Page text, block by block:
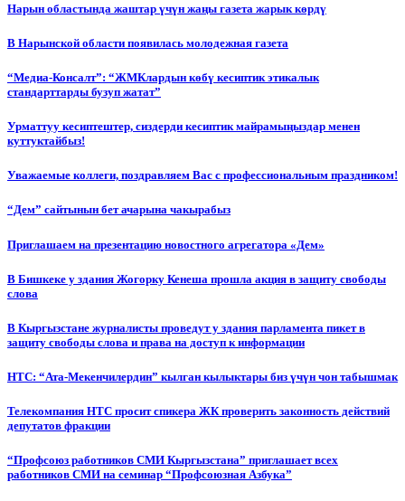
Нарын областында жаштар үчүн жаңы газета жарык көрдү
В Нарынской области появилась молодежная газета
“Медиа-Консалт”: “ЖМКлардын көбү кесиптик этикалык
стандарттарды бузуп жатат”
Урматтуу кесиптештер, сиздерди кесиптик майрамыңыздар менен
куттуктайбыз!
Уважаемые коллеги, поздравляем Вас с профессиональным праздником!
“Дем” сайтынын бет ачарына чакырабыз
Приглашаем на презентацию новостного агрегатора «Дем»
В Бишкеке у здания Жогорку Кенеша прошла акция в защиту свободы
слова
В Кыргызстане журналисты проведут у здания парламента пикет в
защиту свободы слова и права на доступ к информации
НТС: “Ата-Мекенчилердин” кылган кылыктары биз үчүн чон табышмак
Телекомпания НТС просит спикера ЖК проверить законность действий
депутатов фракции
“Профсоюз работников СМИ Кыргызстана” приглашает всех
работников СМИ на семинар “Профсоюзная Азбука”